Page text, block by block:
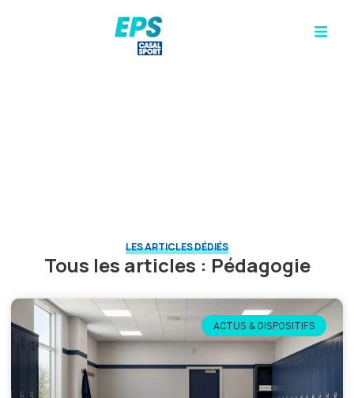
LES ARTICLES DÉDIÉS
Tous les articles : Pédagogie
ACTUS & DISPOSITIFS